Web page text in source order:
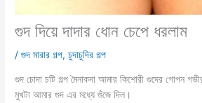
গুদ দিয়ে দাদার ধোন চেপে ধরলাম
/গুদ মারার গল্প,চুদাচুদির গল্প
গুদ চোদা চটি গল্প মৈনাকদা আমার কিশোরী গুদের গোপন
মুখটা আমার গুদ এর মধ্যে গুঁজে দিল।